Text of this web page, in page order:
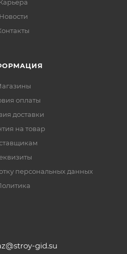
Новости
оплаты
доставки
на товар
персональных данных
gid.su